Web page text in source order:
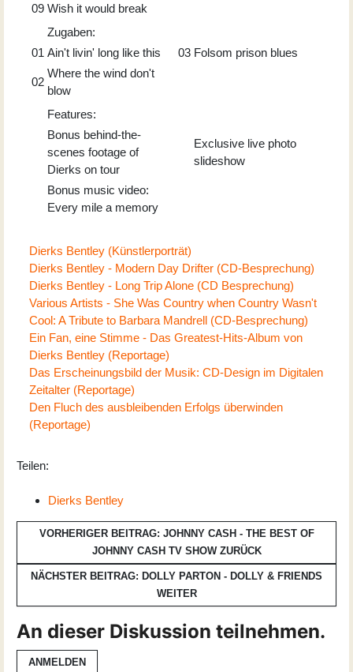
09 Wish it would break
Zugaben:
01 Ain't livin' long like this 03 Folsom prison blues
02
Where the wind don't
blow
Features:
Bonus behind-the-
scenes footage of
Dierks on tour
Exclusive live photo
slideshow
Bonus music video:
Every mile a memory
Dierks Bentley (Künstlerporträt)
Dierks Bentley - Modern Day Drifter (CD-Besprechung)
Dierks Bentley - Long Trip Alone (CD Besprechung)
Various Artists - She Was Country when Country Wasn't
Cool: A Tribute to Barbara Mandrell (CD-Besprechung)
Ein Fan, eine Stimme - Das Greatest-Hits-Album von
Dierks Bentley (Reportage)
Das Erscheinungsbild der Musik: CD-Design im Digitalen
Zeitalter (Reportage)
Den Fluch des ausbleibenden Erfolgs überwinden
(Reportage)
Teilen:
Dierks Bentley
VORHERIGER BEITRAG: JOHNNY CASH - THE BEST OF
JOHNNY CASH TV SHOW ZURÜCK
NÄCHSTER BEITRAG: DOLLY PARTON - DOLLY & FRIENDS
WEITER
An dieser Diskussion teilnehmen.
ANMELDEN